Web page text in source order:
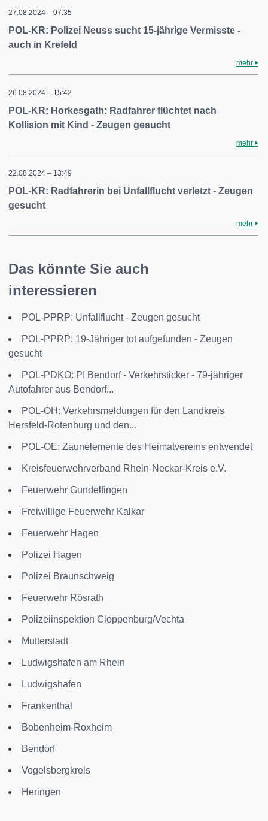
27.08.2024 – 07:35
POL-KR: Polizei Neuss sucht 15-jährige Vermisste -
auch in Krefeld
mehr
26.08.2024 – 15:42
POL-KR: Horkesgath: Radfahrer flüchtet nach
Kollision mit Kind - Zeugen gesucht
mehr
22.08.2024 – 13:49
POL-KR: Radfahrerin bei Unfallflucht verletzt - Zeugen
gesucht
mehr
Das könnte Sie auch
interessieren
POL-PPRP: Unfallflucht - Zeugen gesucht
POL-PPRP: 19-Jähriger tot aufgefunden - Zeugen
gesucht
POL-PDKO: PI Bendorf - Verkehrsticker - 79-jähriger
Autofahrer aus Bendorf...
POL-OH: Verkehrsmeldungen für den Landkreis
Hersfeld-Rotenburg und den...
POL-OE: Zaunelemente des Heimatvereins entwendet
Kreisfeuerwehrverband Rhein-Neckar-Kreis e.V.
Feuerwehr Gundelfingen
Freiwillige Feuerwehr Kalkar
Feuerwehr Hagen
Polizei Hagen
Polizei Braunschweig
Feuerwehr Rösrath
Polizeiinspektion Cloppenburg/Vechta
Mutterstadt
Ludwigshafen am Rhein
Ludwigshafen
Frankenthal
Bobenheim-Roxheim
Bendorf
Vogelsbergkreis
Heringen